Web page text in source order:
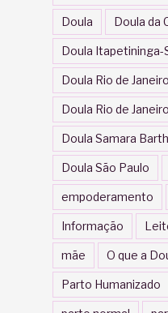
Doula Doula da
Doula Itapetininga-
Doula Rio de Janeiro
Doula Rio de
Doula Samara Barth
Doula São Paulo
empoderamento
Informação
mãe O que a
Parto Humanizado